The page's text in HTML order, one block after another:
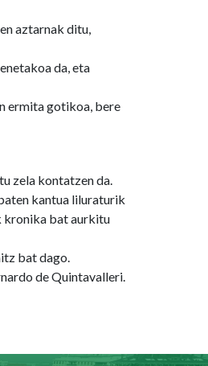
aztarnak ditu,
da, eta
ermita gotikoa, bere
zela kontatzen da.
kantua liluraturik
kronika bat aurkitu
bat dago.
de Quintavalleri.